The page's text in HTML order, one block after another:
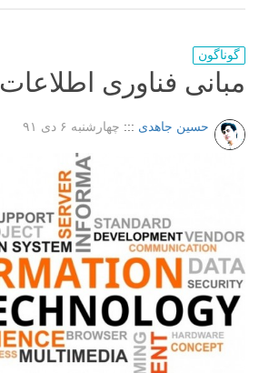
گوناگون
مبانی فناوری اطلاعات
حسین جاهدی ::: چهارشنبه ۶ دی ۹۱